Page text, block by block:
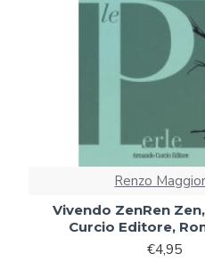
Renzo
Vivendo ZenRen
Curcio Editore,
€4,95